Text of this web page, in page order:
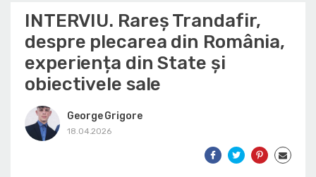
INTERVIU. Rareș Trandafir,
despre plecarea din România,
experiența din State și
obiectivele sale
George Grigore
18.04.2026